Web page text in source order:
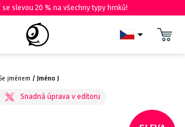
se slevou 20 % na všechny typy hrnků!
jménem Jméno J